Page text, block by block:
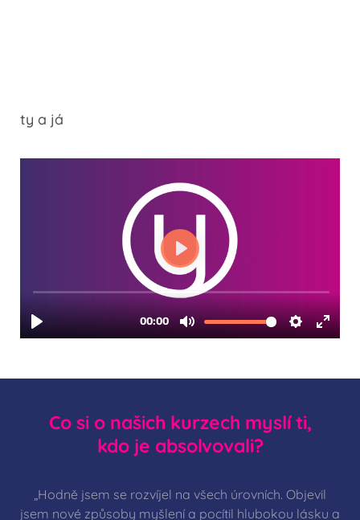
ty a já
Co si o našich kurzech myslí ti,
kdo je absolvovali?
„Hodně jsem se rozvíjel na všech úrovních. Objevil
jsem nové způsoby myšlení a pocítil hlubokou lásku a